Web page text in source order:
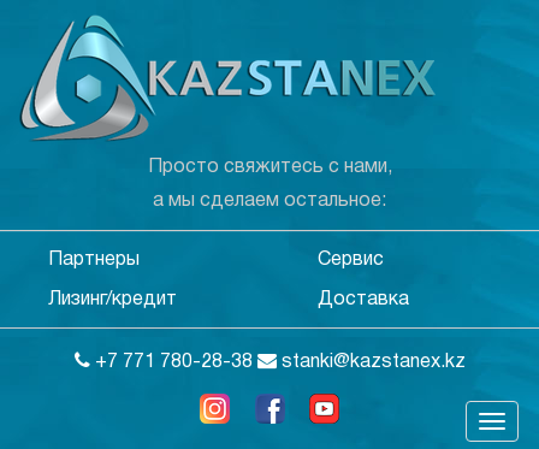
Просто свяжитесь с нами,
а мы сделаем остальное:
Партнеры Сервис
Лизинг/кредит Доставка
+7 771 780-28-38 stanki@kazstanex.kz